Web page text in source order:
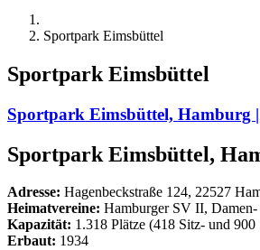
Sportpark Eimsbüttel
Sportpark Eimsbüttel
Sportpark Eimsbüttel, Hamburg
Sportpark Eimsbüttel,
Adresse: Hagenbeckstraße 124, 22527
Heimatvereine: Hamburger SV II,
Kapazität: 1.318 Plätze (418 Sitz- und 900
Erbaut: 1934